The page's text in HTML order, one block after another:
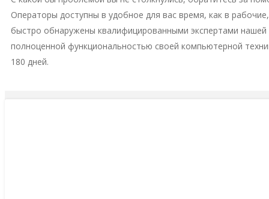
Операторы доступны в удобное для вас время, как в
быстро обнаружены квалифицированными экспертами
полноценной функциональностью своей компьютерной
180 дней.